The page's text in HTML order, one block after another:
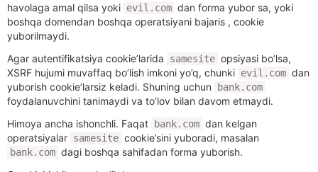
havolaga amal qilsa yoki evil.com dan forma yubor sa, yoki
boshqa domendan boshqa operatsiyani bajaris , cookie
yuborilmaydi.
Agar autentifikatsiya cookie’larida
samesite opsiyasi bo’lsa,
XSRF hujumi muvaffaq bo’lish imkoni yo’q, chunki evil.com dan
yuborish cookie’larsiz keladi. Shuning uchun
bank.com
foydalanuvchini tanimaydi va to’lov bilan davom etmaydi.
Himoya ancha ishonchli. Faqat
bank.com dan kelgan
operatsiyalar samesite cookie’sini yuboradi, masalan
bank.com dagi boshqa sahifadan forma yuborish.